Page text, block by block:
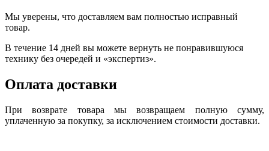
Мы уверены, что доставляем вам полностью исправный
товар.
В течение 14 дней вы можете вернуть не понравившуюся
технику без очередей и «экспертиз».
Оплата доставки
При возврате товара мы возвращаем полную сумму,
уплаченную за покупку, за исключением стоимости доставки.